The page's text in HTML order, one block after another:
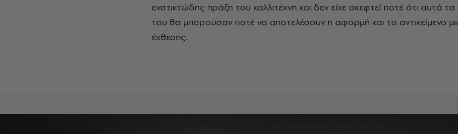
ενστικτώδης πράξη του καλλιτέχνη και δεν είχε σκεφτεί ποτέ ότι αυτά
του θα μπορούσαν ποτέ να αποτελέσουν η αφορμή και το αντικείμενο
έκθεσης.